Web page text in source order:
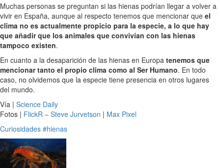
Muchas personas se preguntan si las hienas podrían llegar a volver a
vivir en España, aunque al respecto tenemos que mencionar que el
clima no es actualmente propicio para la especie, a lo que hay
que añadir que los animales que convivían con las hienas
tampoco existen.
En cuanto a la desaparición de las hienas en Europa tenemos que
mencionar tanto el propio clima como al Ser Humano. En todo
caso, no olvidemos que la especie tiene presencia en otros lugares
del mundo.
Vía | Science Daily
Fotos | FlickR – Steve Jurvetson | Max Pixel
Curiosidades #hienas